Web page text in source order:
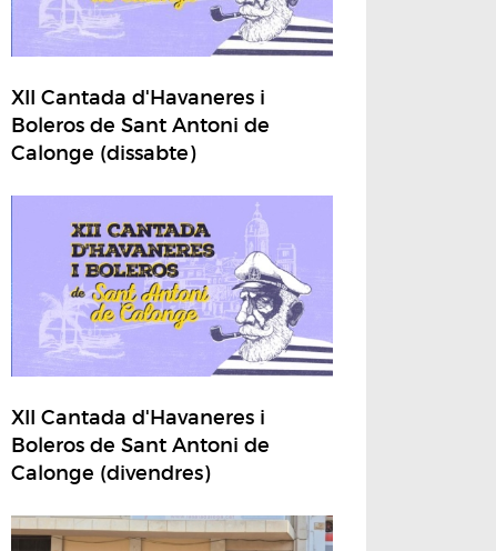
XII Cantada d'Havaneres i
Boleros de Sant Antoni de
Calonge (dissabte)
XII Cantada d'Havaneres i
Boleros de Sant Antoni de
Calonge (divendres)